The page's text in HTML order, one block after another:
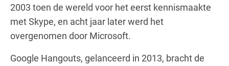
2003 toen de wereld voor het eerst kennismaakte
met Skype, en acht jaar later werd het
overgenomen door Microsoft.
Google Hangouts, gelanceerd in 2013, bracht de